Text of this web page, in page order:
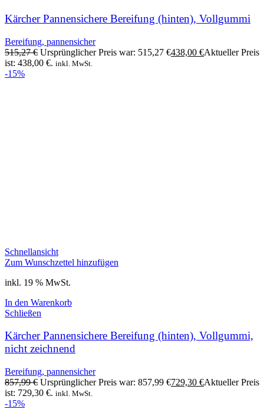
Kärcher Pannensichere Bereifung (hinten), Vollgummi
Bereifung, pannensicher
515,27€ Ursprünglicher Preis war: 515,27 €438,00 €Aktueller Preis
ist: 438,00 €. inkl. MwSt.
-15%
Schnellansicht
Zum Wunschzettel hinzufügen
inkl. 19 % MwSt.
In den Warenkorb
Schließen
Kärcher Pannensichere Bereifung (hinten), Vollgummi,
nicht zeichnend
Bereifung, pannensicher
857,99€ Ursprünglicher Preis war: 857,99 €729,30 €Aktueller Preis
ist: 729,30 €. inkl. MwSt.
-15%